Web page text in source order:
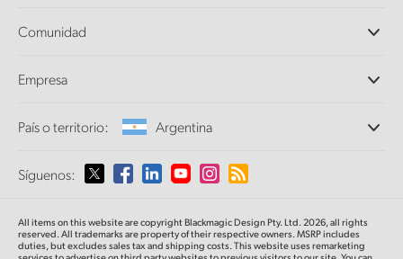
Ultimatte
Captura y reproducción
Conversión de formatos
Supervisión
Almacenamiento en redes
Direccionamiento y distribución
Transmisión y codificación
Centro de soporte técnico
Comunidad
Empresa
Perfil empresarial
Medios
País o territorio: Argentina
Selecciona un país o territorio
Australia
Síguenos:
All items on this website are copyright Blackmagic Design Pty. Ltd. 2026, all rights
reserved. All trademarksare propertyof their respective owners. MSRP includes
duties, but excludes sales tax and shipping costs.This website uses remarketing